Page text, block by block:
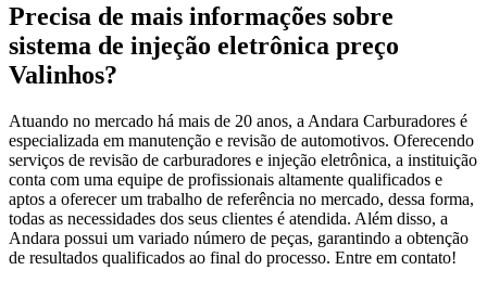
Precisa de mais informações sobre
sistema de injeção eletrônica preço
Valinhos?
Atuando no mercado há mais de 20 anos, a Andara Carburadores é
especializada em manutenção e revisão de automotivos. Oferecendo
serviços de revisão de carburadores e injeção eletrônica, a instituição
conta com uma equipe de profissionais altamente qualificados e
aptos a oferecer um trabalho de referência no mercado, dessa forma,
todas as necessidades dos seus clientes é atendida. Além disso, a
Andara possui um variado número de peças, garantindo a obtenção
de resultados qualificados ao final do processo. Entre em contato!